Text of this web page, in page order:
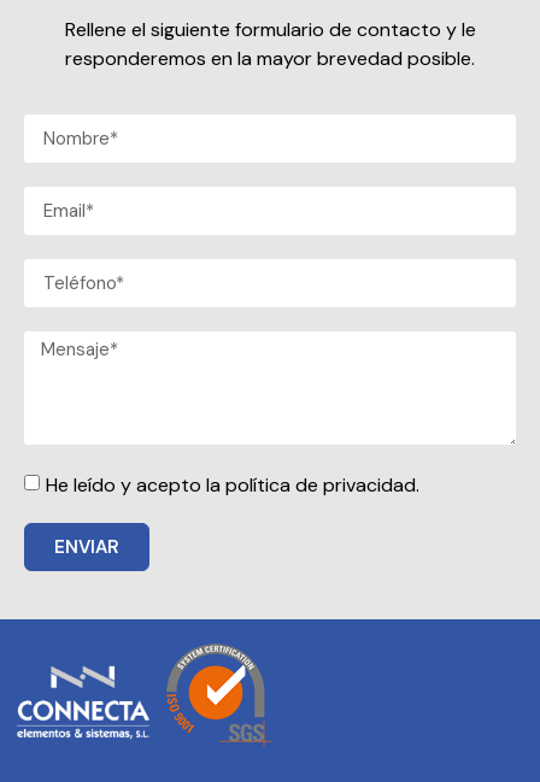
Rellene el siguiente formulario de contacto y le
responderemos en la mayor brevedad posible.
He leído y acepto la política de privacidad.
ENVIAR